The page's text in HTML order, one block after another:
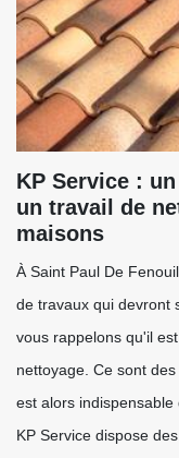
KP Service :
un travail de
maisons
À Saint Paul De
de travaux qui devront
vous rappelons qu'il
nettoyage. Ce sont
est alors indispensable
KP Service dispose